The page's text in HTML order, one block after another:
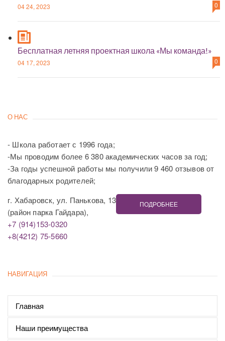
04 24, 2023 0
Бесплатная летняя проектная школа «Мы команда!»
04 17, 2023 0
О НАС
- Школа работает с 1996 года;
-Мы проводим более 6 380 академических часов за год;
-За годы успешной работы мы получили 9 460 отзывов от
благодарных родителей;
г. Хабаровск, ул. Панькова, 13
(район парка Гайдара),
+7 (914)153-0320
+8(4212) 75-5660
ПОДРОБНЕЕ
НАВИГАЦИЯ
Главная
Наши преимущества